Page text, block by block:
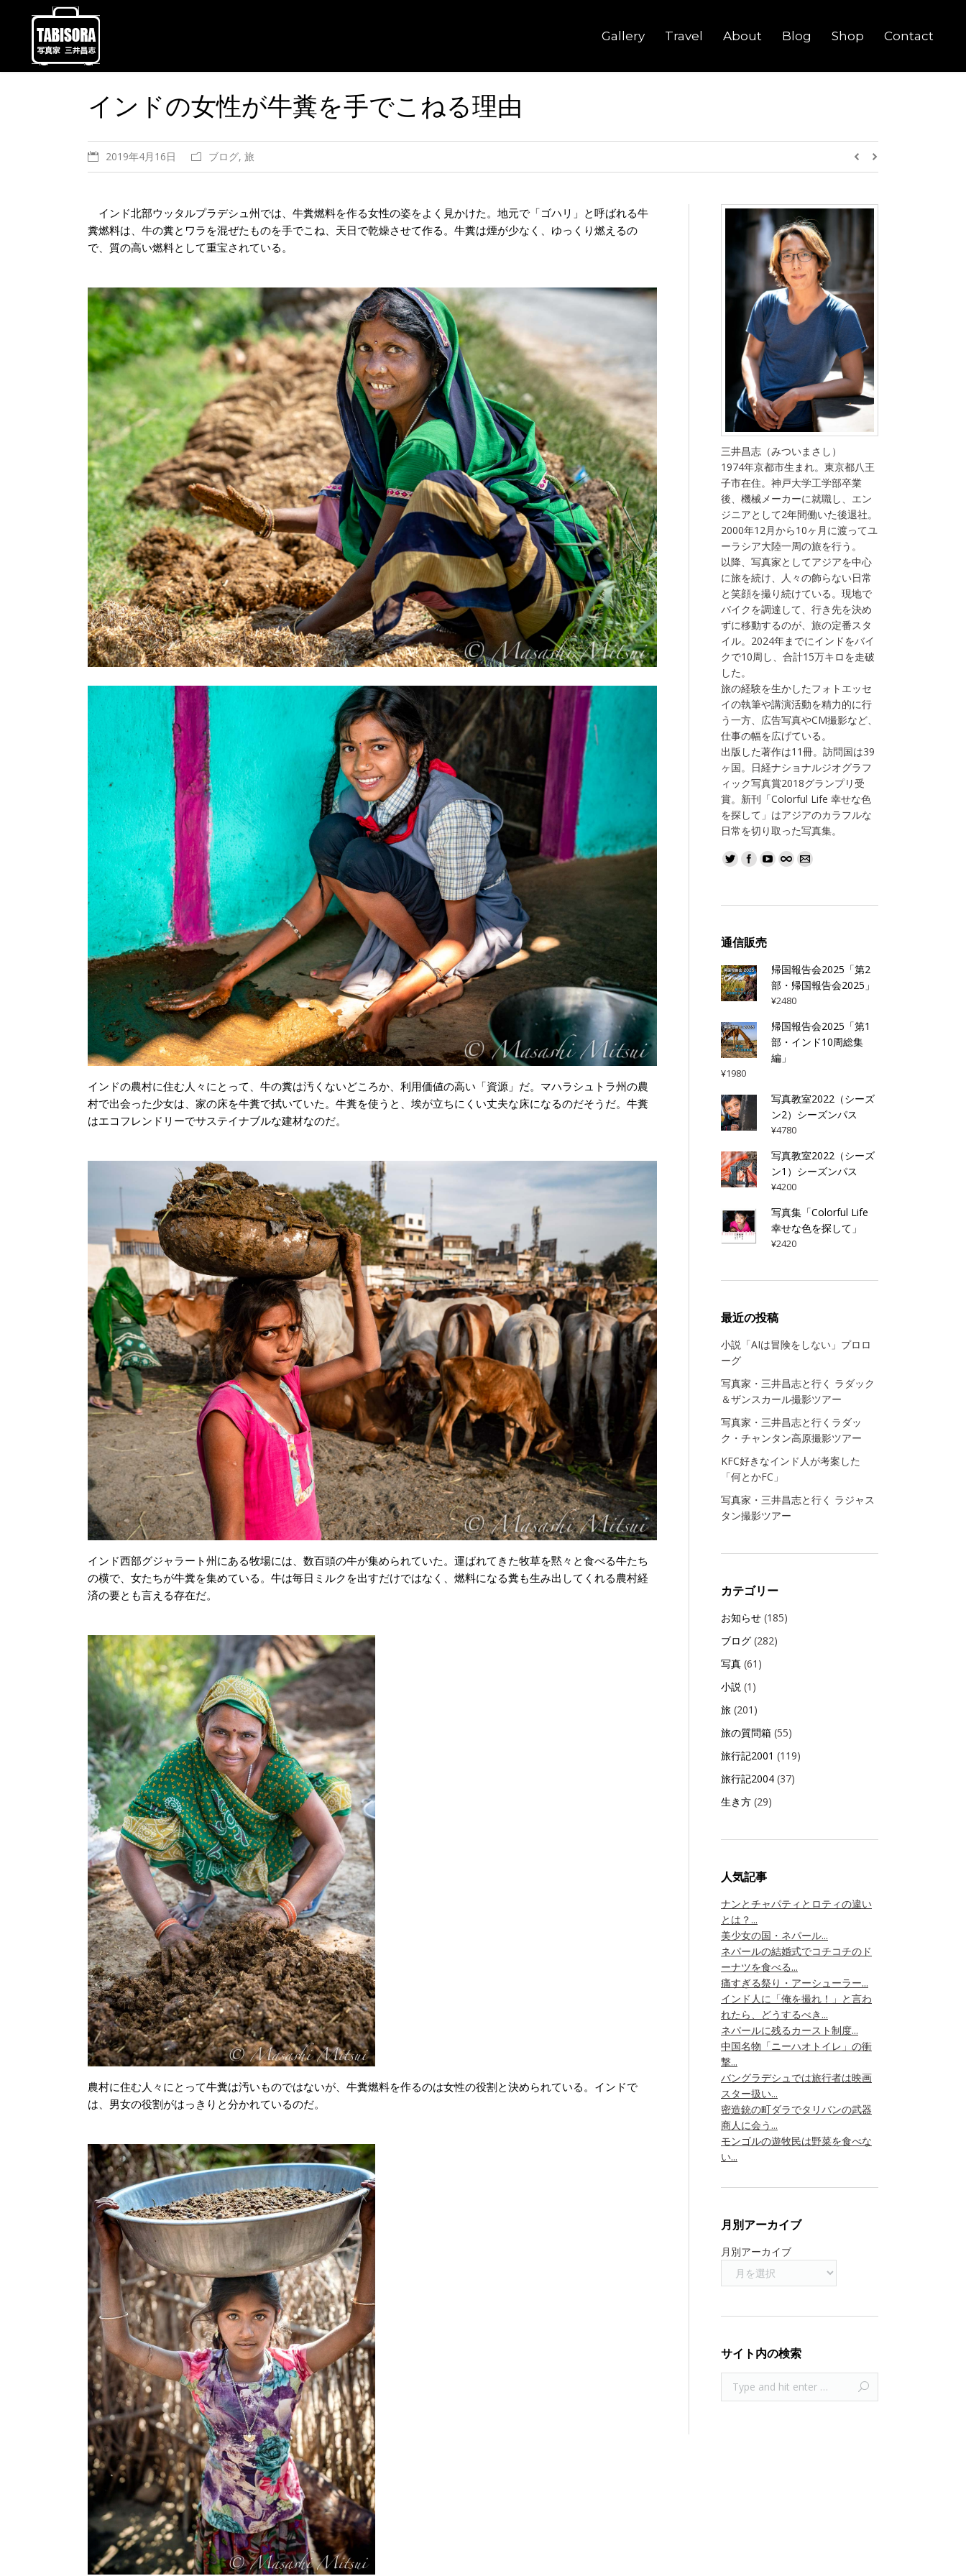
Gallery Travel About Blog Shop Contact
インドの女性が牛糞を手でこねる理由
2019年4月16日 ブログ, 旅
インド北部ウッタルプラデシュ州では、牛糞燃料を作る女性の姿をよく見かけた。地元で「ゴハリ」と呼ばれる牛
糞燃料は、牛の糞とワラを混ぜたものを手でこね、天日で乾燥させて作る。牛糞は煙が少なく、ゆっくり燃えるの
で、質の高い燃料として重宝されている。
インドの農村に住む人々にとって、牛の糞は汚くないどころか、利用価値の高い「資源」だ。マハラシュトラ州の農
村で出会った少女は、家の床を牛糞で拭いていた。牛糞を使うと、埃が立ちにくい丈夫な床になるのだそうだ。牛糞
はエコフレンドリーでサステイナブルな建材なのだ。
インド西部グジャラート州にある牧場には、数百頭の牛が集められていた。運ばれてきた牧草を黙々と食べる牛たち
の横で、女たちが牛糞を集めている。牛は毎日ミルクを出すだけではなく、燃料になる糞も生み出してくれる農村経
済の要とも言える存在だ。
農村に住む人々にとって牛糞は汚いものではないが、牛糞燃料を作るのは女性の役割と決められている。インドで
は、男女の役割がはっきりと分かれているのだ。
三井昌志（みついまさし）
1974年京都市生まれ。東京都八王
子市在住。神戸大学工学部卒業
後、機械メーカーに就職し、エン
ジニアとして2年間働いた後退社。
2000年12月から10ヶ月に渡ってユ
ーラシア大陸一周の旅を行う。
以降、写真家としてアジアを中心
に旅を続け、人々の飾らない日常
と笑顔を撮り続けている。現地で
バイクを調達して、行き先を決め
ずに移動するのが、旅の定番スタ
イル。2024年までにインドをバイ
クで10周し、合計15万キロを走破
した。
旅の経験を生かしたフォトエッセ
イの執筆や講演活動を精力的に行
う一方、広告写真やCM撮影など、
仕事の幅を広げている。
出版した著作は11冊。訪問国は39
ヶ国。日経ナショナルジオグラフ
ィック写真賞2018グランプリ受
賞。新刊「Colorful Life 幸せな色
を探して」はアジアのカラフルな
日常を切り取った写真集。
通信販売
帰国報告会2025「第2
部・帰国報告会2025」
¥2480
帰国報告会2025「第1
部・インド10周総集
編」
¥1980
写真教室2022（シーズ
ン2）シーズンパス
¥4780
写真教室2022（シーズ
ン1）シーズンパス
¥4200
写真集「Colorful Life
幸せな色を探して」
¥2420
最近の投稿
小説「AIは冒険をしない」プロロ
ーグ
写真家・三井昌志と行く ラダック
＆ザンスカール撮影ツアー
写真家・三井昌志と行くラダッ
ク・チャンタン高原撮影ツアー
KFC好きなインド人が考案した
「何とかFC」
写真家・三井昌志と行く ラジャス
タン撮影ツアー
カテゴリー
お知らせ (185)
ブログ (282)
写真 (61)
小説 (1)
旅 (201)
旅の質問箱 (55)
旅行記2001 (119)
旅行記2004 (37)
生き方 (29)
人気記事
ナンとチャパティとロティの違い
とは？...
美少女の国・ネパール...
ネパールの結婚式でコチコチのド
ーナツを食べる...
痛すぎる祭り・アーシューラー...
インド人に「俺を撮れ！」と言わ
れたら、どうするべき...
ネパールに残るカースト制度...
中国名物「ニーハオトイレ」の衝
撃...
バングラデシュでは旅行者は映画
スター扱い...
密造銃の町ダラでタリバンの武器
商人に会う...
モンゴルの遊牧民は野菜を食べな
い...
月別アーカイブ
月別アーカイブ
サイト内の検索